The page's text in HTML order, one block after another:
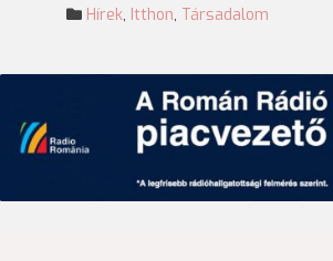
Hírek, Itthon, Társadalom